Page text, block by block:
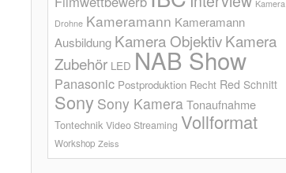
Kamera
Drohne Kameramann Kameramann
Ausbildung Kamera ObjektivKamera
Zubehör LED NAB Show
Panasonic Postproduktion Recht Red Schnitt
Sony Sony KameraTonaufnahme
Tontechnik Video Streaming Vollformat
Workshop Zeiss